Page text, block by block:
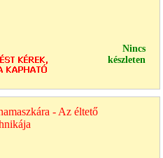
Nincs
készleten
- Az éltető